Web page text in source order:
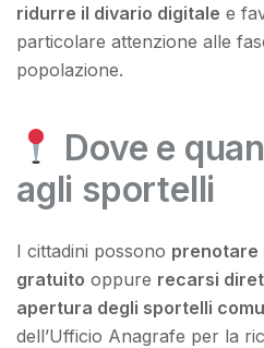
ridurre il divario digitale e
particolare attenzione alle
popolazione.
Dove e
agli sportelli
I cittadini possono prenotare
gratuito oppure recarsi
apertura degli sportelli
dell’Ufficio Anagrafe per la